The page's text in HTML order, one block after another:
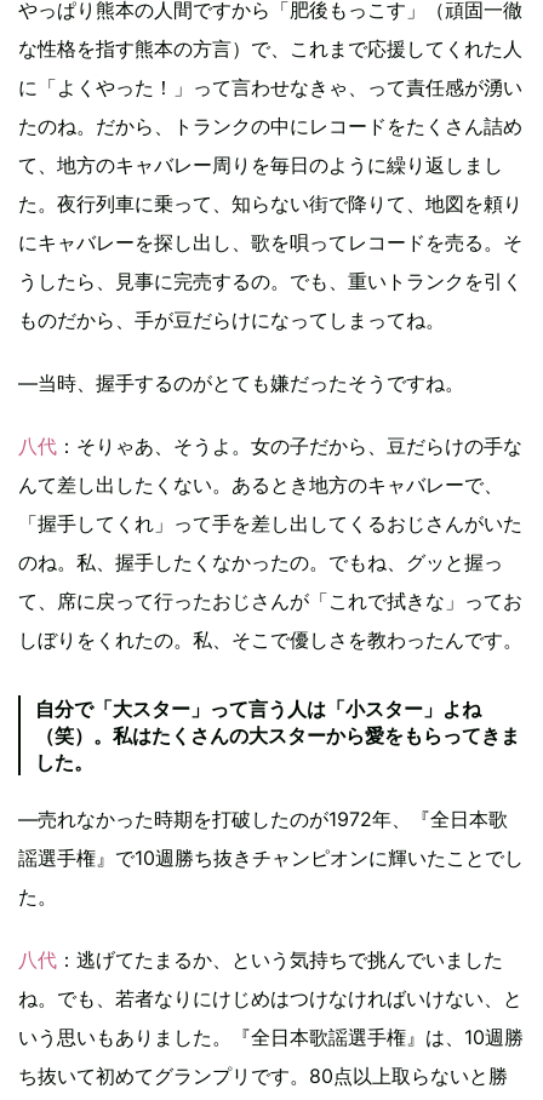
やっぱり熊本の人間ですから「肥後もっこす」（頑固一徹
な性格を指す熊本の方言）で、これまで応援してくれた人
に「よくやった！」って言わせなきゃ、って責任感が湧い
たのね。だから、トランクの中にレコードをたくさん詰め
て、地方のキャバレー周りを毎日のように繰り返しまし
た。夜行列車に乗って、知らない街で降りて、地図を頼り
にキャバレーを探し出し、歌を唄ってレコードを売る。そ
うしたら、見事に完売するの。でも、重いトランクを引く
ものだから、手が豆だらけになってしまってね。
―当時、握手するのがとても嫌だったそうですね。
八代 ：そりゃあ、そうよ。女の子だから、豆だらけの手な
んて差し出したくない。あるとき地方のキャバレーで、
「握手してくれ」って手を差し出してくるおじさんがいた
のね。私、握手したくなかったの。でもね、グッと握っ
て、席に戻って行ったおじさんが「これで拭きな」ってお
しぼりをくれたの。私、そこで優しさを教わったんです。
自分で「大スター」って言う人は「小スター」よね
（笑）。私はたくさんの大スターから愛をもらってきま
した。
―売れなかった時期を打破したのが1972年、『全日本歌
謡選手権』で10週勝ち抜きチャンピオンに輝いたことでし
た。
八代 ：逃げてたまるか、という気持ちで挑んでいました
ね。でも、若者なりにけじめはつけなければいけない、と
いう思いもありました。『全日本歌謡選手権』は、10週勝
ち抜いて初めてグランプリです。80点以上取らないと勝